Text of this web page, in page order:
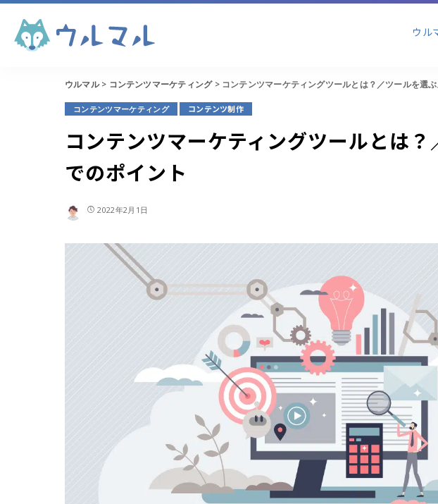
ウル
コンテンツマーケテ
ィング
ビジネス
ウルマル> コンテンツマーケティング> コンテンツマーケティングツールとは？／ツールを選
コンテンツマーケティング コンテンツ制作
コンテンツマーケティングツールとは
でのポイント
2022年2月1日